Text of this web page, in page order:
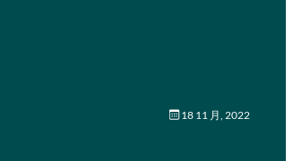
18 11 月, 2022